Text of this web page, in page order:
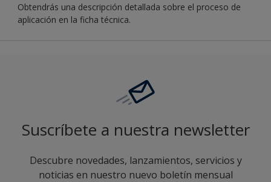
Obtendrás una descripción detallada sobre el proceso de
aplicación en la ficha técnica.
Suscríbete a nuestra newsletter
Descubre novedades, lanzamientos, servicios y
noticias en nuestro nuevo boletín mensual